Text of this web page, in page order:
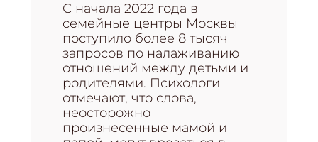
С начала 2022 года в
семейные центры Москвы
поступило более 8 тысяч
запросов по налаживанию
отношений между детьми и
родителями. Психологи
отмечают, что слова,
неосторожно
произнесенные мамой и